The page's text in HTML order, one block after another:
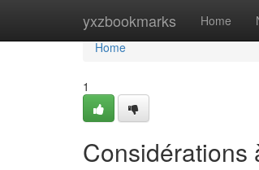
yxzbookmarks Home
Home
Home
1
Considérations